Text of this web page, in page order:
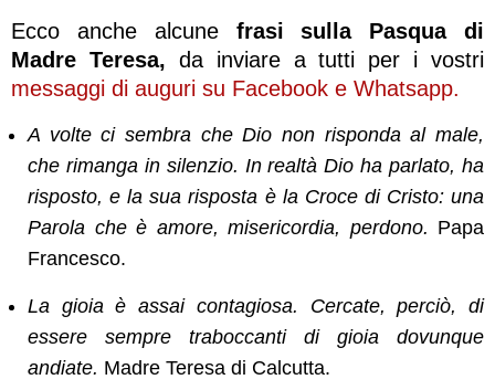
Ecco anche alcune frasi sulla Pasqua di
Madre Teresa, da inviare a tutti per i vostri
messaggi di auguri su Facebook e Whatsapp.
A volte ci sembra che Dio non risponda al male,
che rimanga in silenzio. In realtà Dio ha parlato, ha
risposto, e la sua risposta è la Croce di Cristo: una
Parola che è amore, misericordia, perdono. Papa
Francesco.
La gioia è assai contagiosa. Cercate, perciò, di
essere sempre traboccanti di gioia dovunque
andiate. Madre Teresa di Calcutta.